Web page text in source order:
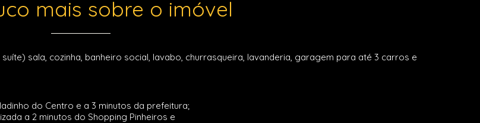
mais sobre o imóvel
suíte) sala, cozinha, banheiro social, lavabo, churrasqueira, lavanderia, garagem para até 3 carros e
do Centro e a 3 minutos da prefeitura;
a 2 minutos do Shopping Pinheiros e